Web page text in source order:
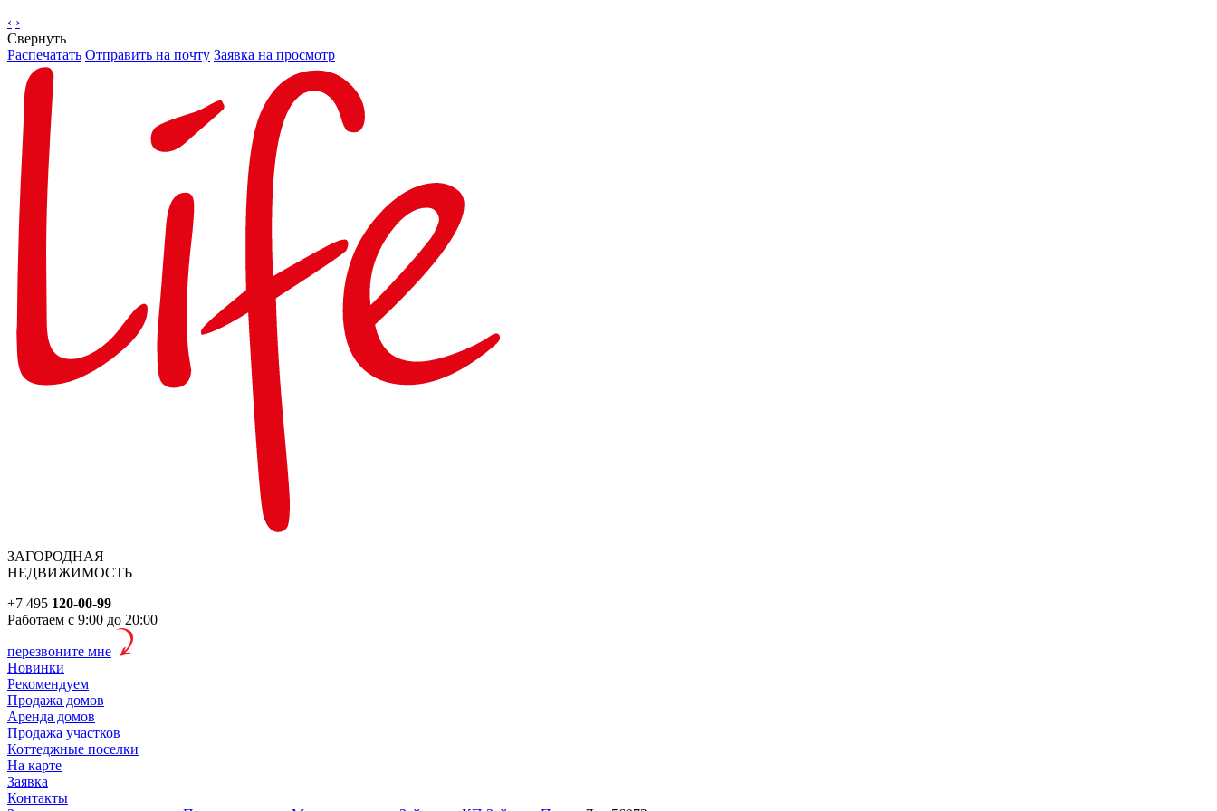
‹ ›
Свернуть
Распечатать Отправить на почту Заявка на просмотр
ЗАГОРОДНАЯ
НЕДВИЖИМОСТЬ
+7 495 120-00-99
Работаем с 9:00 до 20:00
перезвоните мне
Новинки
Рекомендуем
Продажа домов
Аренда домов
Продажа участков
Коттеджные поселки
На карте
Заявка
Контакты